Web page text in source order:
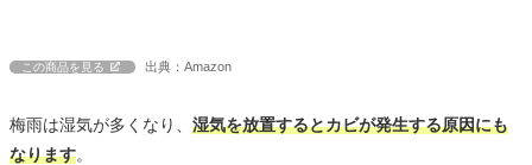
この商品を見る 出典：Amazon
梅雨は湿気が多くなり、 湿気を放置するとカビが発生する原因にも
なります。